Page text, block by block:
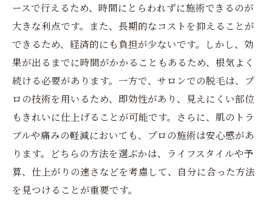
ースで行えるため、時間にとらわれずに施術できるのが
大きな利点です。また、長期的なコストを抑えることが
できるため、経済的にも負担が少ないです。しかし、効
果が出るまでに時間がかかることもあるため、根気よく
続ける必要があります。一方で、サロンでの脱毛は、プ
ロの技術を用いるため、即効性があり、見えにくい部位
もきれいに仕上げることが可能です。さらに、肌のトラ
ブルや痛みの軽減においても、プロの施術は安心感があ
ります。どちらの方法を選ぶかは、ライフスタイルや予
算、仕上がりの速さなどを考慮して、自分に合った方法
を見つけることが重要です。